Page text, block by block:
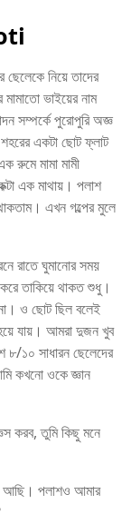
ছেলেকে নিয়ে তাদের
ভাইয়ের নাম
সম্পর্কে পুরোপুরি অজ্ঞ
শহরের একটা ছোট ফ্লাট
রুমে মামা মামী
এক মাথায়। পলাশ
এখন গল্পের মুলে
রাতে ঘুমানোর সময়
তাকিয়ে থাকত শুধু।
ও ছোট ছিল বলেই
যায়। আমরা দুজন খুব
৮/১০ সাধারন ছেলেদের
কখনো ওকে জ্ঞান
করব, তুমি কিছু মনে
আছি। পলাশও আমার